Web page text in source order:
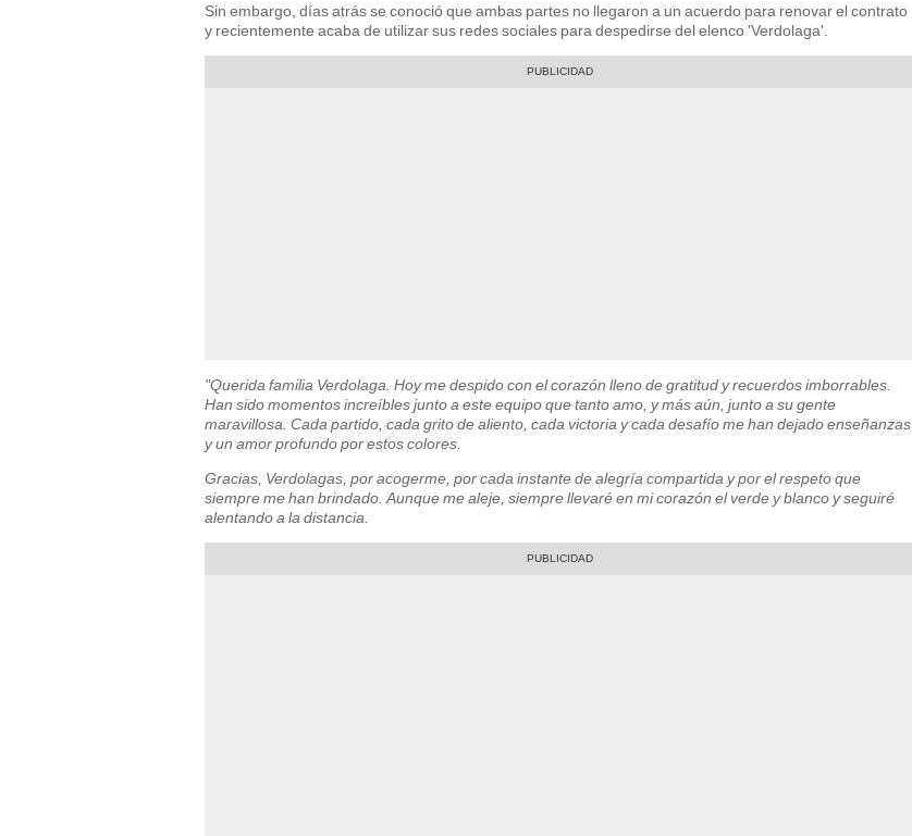
Sin embargo, días atrás se conoció que ambas partes no llegaron a un acuerdo para renovar el contrato
y recientemente acaba de utilizar sus redes sociales para despedirse del elenco 'Verdolaga'.
"Querida familia Verdolaga. Hoy me despido con el corazón lleno de gratitud y recuerdos imborrables.
Han sido momentos increíbles junto a este equipo que tanto amo, y más aún, junto a su gente
maravillosa. Cada partido, cada grito de aliento, cada victoria y cada desafío me han dejado enseñanzas
y un amor profundo por estos colores.
Gracias, Verdolagas, por acogerme, por cada instante de alegría compartida y por el respeto que
siempre me han brindado. Aunque me aleje, siempre llevaré en mi corazón el verde y blanco y seguiré
alentando a la distancia.